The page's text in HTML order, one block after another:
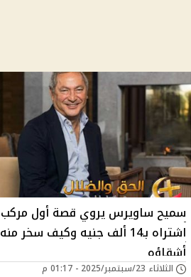
سميح ساويرس يروي قصة أول مركب
اشتراه بـ14 ألف جنيه وكيف سخر منه
أشقاؤه
الثلاثاء 23/سبتمبر/2025 - 01:17 م